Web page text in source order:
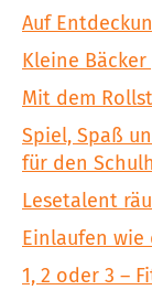
Auf
Kleine Bäcker
Mit dem
Spiel, Spaß
für den
Lesetalent
Einlaufen wie
1, 2 oder 3 –